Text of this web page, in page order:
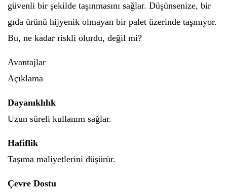
güvenli bir şekilde taşınmasını sağlar. Düşünsenize, bir
gıda ürünü hijyenik olmayan bir palet üzerinde taşınıyor.
Bu, ne kadar riskli olurdu, değil mi?
Avantajlar
Açıklama
Dayanıklılık
Uzun süreli kullanım sağlar.
Hafiflik
Taşıma maliyetlerini düşürür.
Çevre Dostu